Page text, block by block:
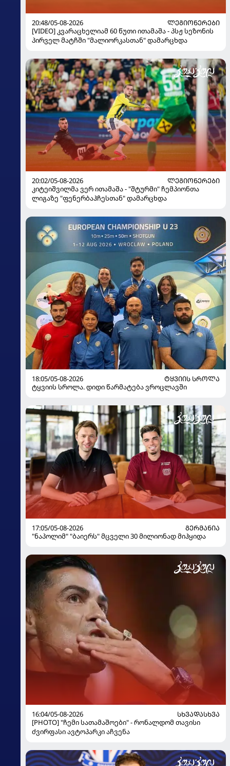
20:48/05-08-2026
ᲚᲔᲒᲘᲝᲜᲔᲠᲔᲑᲘ
[VIDEO] კვარაცხელიამ 60 წუთი ითამაშა - პსჟ სეზონის
პირველ მატჩში "მალიორკასთან" დამარცხდა
20:02/05-08-2026
ᲚᲔᲒᲘᲝᲜᲔᲠᲔᲑᲘ
კიტეიშვილმა ვერ ითამაშა - "შტურმი" ჩემპიონთა
ლიგაზე "ფენერბაჰჩესთან" დამარცხდა
18:05/05-08-2026
ᲢᲧᲕᲘᲘᲡ ᲡᲠᲝᲚᲐ
ტყვიის სროლა. დიდი წარმატება ვროცლავში
17:05/05-08-2026
ᲒᲔᲠᲛᲐᲜᲘᲐ
"ნაპოლიმ" "ბაიერს" მცველი 30 მილიონად მიჰყიდა
16:04/05-08-2026
ᲡᲮᲕᲐᲓᲐᲡᲮᲕᲐ
[PHOTO] "ჩემი სათამაშოები" - რონალდომ თავისი
ძვირფასი ავტოპარკი აჩვენა